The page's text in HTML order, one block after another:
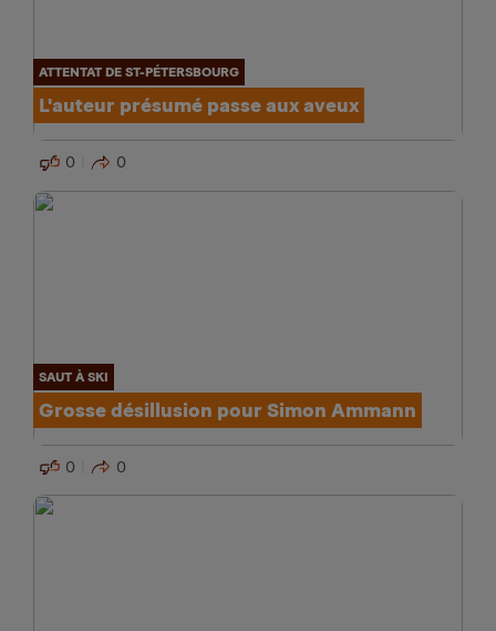
ATTENTAT DE ST-PÉTERSBOURG
L'auteur présumé passe aux aveux
0 0
SAUT À SKI
Grosse désillusion pour Simon Ammann
0 0